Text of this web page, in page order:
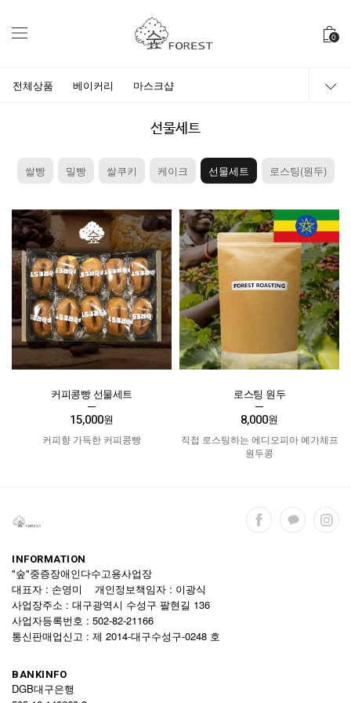
0
전체상품 베이커리 마스크샵
선물세트
쌀빵 밀빵 쌀쿠키 케이크 선물세트 로스팅(원두)
커피콩빵 선물세트
15,000원
커피향 가득한 커피콩빵
로스팅 원두
8,000원
직접 로스팅하는 에디오피아 예가체프
원두콩
INFORMATION
"숲"중증장애인다수고용사업장
대표자 : 손영미 개인정보책임자 : 이광식
사업장주소 : 대구광역시 수성구 팔현길 136
사업자등록번호 : 502-82-21166
통신판매업신고 : 제 2014-대구수성구-0248 호
BANKINFO
DGB대구은행